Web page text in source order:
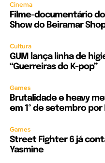
Cinema
Filme-documentário do
Show do Beiramar
Cultura
GUM lança linha de
“Guerreiras do K-pop”
Games
Brutalidade e heavy
em 1º de setembro por
Games
Street Fighter 6 já
Yasmine